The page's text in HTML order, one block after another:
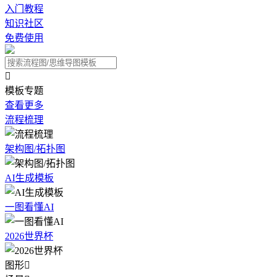
入门教程
知识社区
免费使用

模板专题
查看更多
流程梳理
架构图/拓扑图
AI生成模板
一图看懂AI
2026世界杯
图形